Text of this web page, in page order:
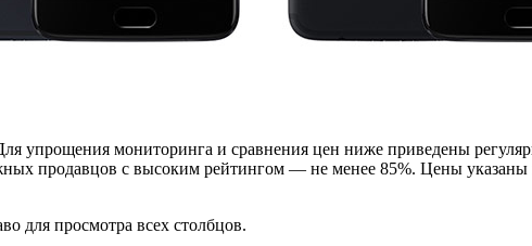
упрощения мониторинга и сравнения цен ниже приведены
продавцов с высоким рейтингом — не менее 85%. Цены указаны
для просмотра всех столбцов.